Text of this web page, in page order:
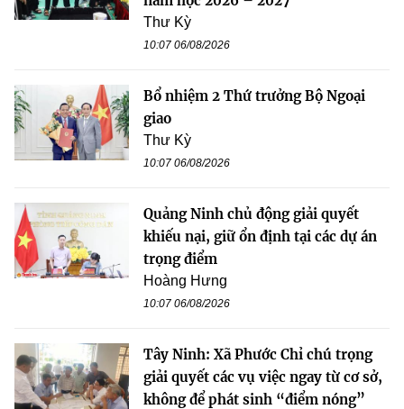
Thư Kỳ
10:07 06/08/2026
Bổ nhiệm 2 Thứ trưởng Bộ Ngoại
giao
Thư Kỳ
10:07 06/08/2026
Quảng Ninh chủ động giải quyết
khiếu nại, giữ ổn định tại các dự án
trọng điểm
Hoàng Hưng
10:07 06/08/2026
Tây Ninh: Xã Phước Chỉ chú trọng
giải quyết các vụ việc ngay từ cơ sở,
không để phát sinh “điểm nóng”